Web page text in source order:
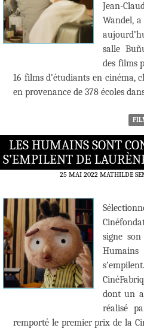
Jean-
Wandel,
salle
des films
16 films d’étudiants en cinéma,
en provenance de 378 écoles
LES HUMAINS SONT
S’EMPILENT DE
25 MAI 2022 MATHILDE
signe
dont un
réalisé
remporté le premier prix de la